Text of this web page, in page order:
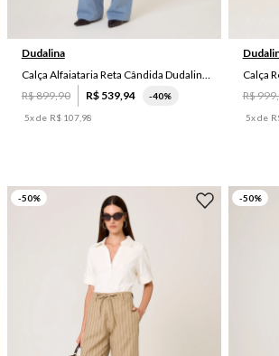
40 44
Dudalina
Calça Alfaiataria Reta Cândida Dudalina Feminina
R$899,90 R$ 539, 94 -40%
5x de R$ 107, 98
R$999,
5x de
-50% -50%